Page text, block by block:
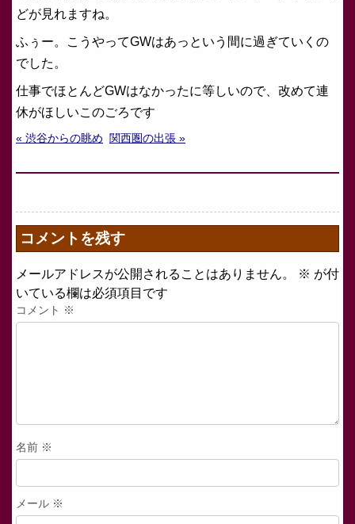
どが見れますね。
ふぅー。こうやってGWはあっという間に過ぎていくの
でした。
仕事でほとんどGWはなかったに等しいので、改めて連
休がほしいこのごろです
« 渋谷からの眺め 関西圏の出張 »
コメントを残す
メールアドレスが公開されることはありません。 ※ が付
いている欄は必須項目です
コメント ※
名前 ※
メール ※